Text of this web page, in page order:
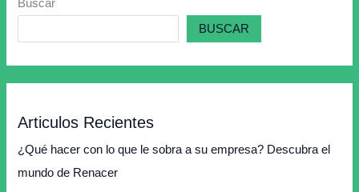
Buscar
BUSCAR
Articulos Recientes
¿Qué hacer con lo que le sobra a su empresa? Descubra el
mundo de Renacer